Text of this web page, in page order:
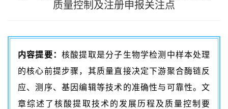
质量控制及注册申报关注点
内容提要：核酸提取是分子生物学检测中样本处理
的核心前提步骤，其质量直接决定下游聚合酶链反
应、测序、基因编辑等技术的准确性与可靠性。文
章综述了核酸提取技术的发展历程及质量控制要